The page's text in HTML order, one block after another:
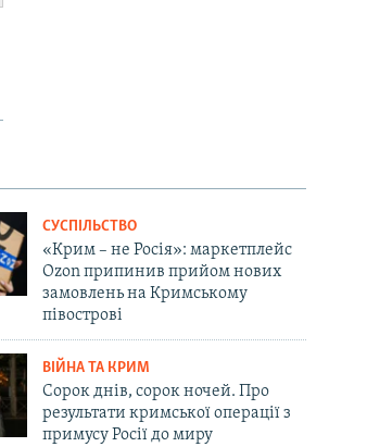
СУСПІЛЬСТВО
«Крим – не Росія»: маркетплейс
Ozon припинив прийом нових
замовлень на Кримському
півострові
ВІЙНА ТА КРИМ
Сорок днів, сорок ночей. Про
результати кримської операції з
примусу Росії до миру